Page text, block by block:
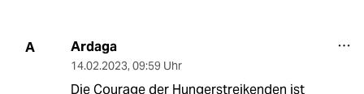
A Ardaga
14.02.2023, 09:59 Uhr
Die Courage der Hungerstreikenden ist